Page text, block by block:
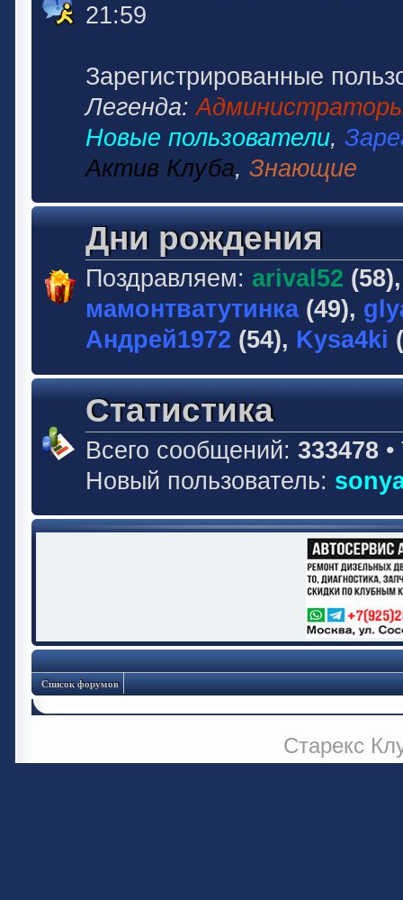
21:59
Зарегистрированные
Легенда:
Новые пользователи,
Актив Клуба, Знающие
Дни рождения
Поздравляем: arival52
мамонтватутинка(49),
Андрей1972 (54), Kysa4ki
Статистика
Всего сообщений: 333478
Новый пользователь:
Список форумов
Старекс